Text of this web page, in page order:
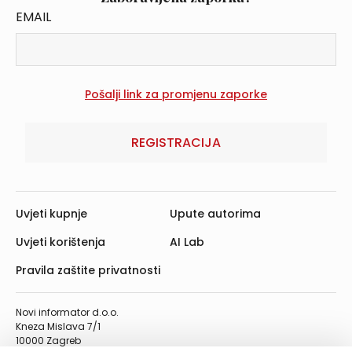
EMAIL
REGISTRACIJA
Novi informator d.o.o.
Kneza Mislava 7/1
10000 Zagreb
Uvjeti kupnje
Uvjeti korištenja
Pravila zaštite privatnosti
Upute autorima
AI Lab